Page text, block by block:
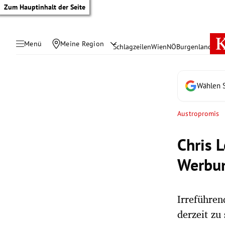
Zum Hauptinhalt der Seite
Menü Meine Region SchlagzeilenWienNÖBurgenland
Wählen
Austropromis
Chris
derzeit zu